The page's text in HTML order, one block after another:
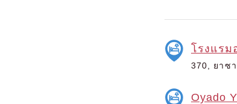
โรงแรม
370, ยาซ
Oyado